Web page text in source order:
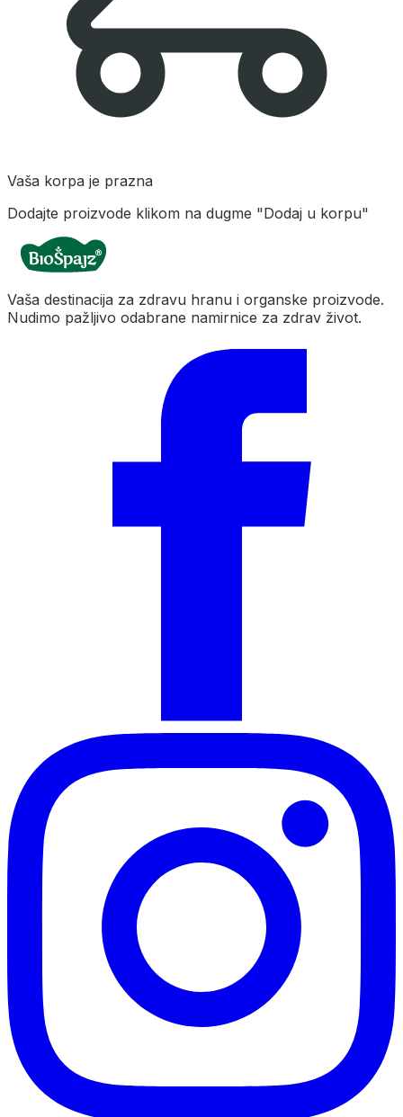
Vaša korpa je prazna
Dodajte proizvode klikom na dugme "Dodaj u korpu"
Vaša destinacija za zdravu hranu i organske proizvode.
Nudimo pažljivo odabrane namirnice za zdrav život.